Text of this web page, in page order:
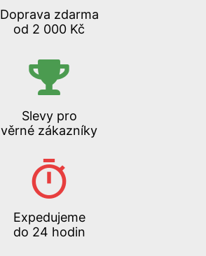
Doprava zdarma
od 2 000 Kč
Slevy pro
věrné zákazníky
Expedujeme
do 24 hodin